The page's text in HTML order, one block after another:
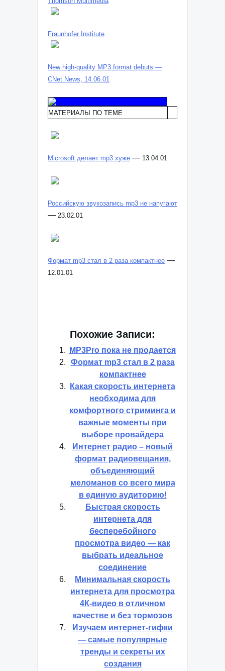
Fraunhofer Institute
New high-quality MP3 format debuts —
CNet News, 14.06.01
МАТЕРИАЛЫ ПО ТЕМЕ
Microsoft делает mp3 хуже — 13.04.01
Российскую звукозапись mp3 не напугают
— 23.02.01
Формат mp3 стал в 2 раза компактнее —
12.01.01
Похожие Записи:
MP3Pro пока не продается
Формат mp3 стал в 2 раза
компактнее
Какая скорость интернета
необходима для
комфортного стриминга и
важные моменты при
выборе провайдера
Интернет радио – новый
формат радиовещания,
объединяющий
меломанов со всего мира
в единую аудиторию!
Быстрая скорость
интернета для
бесперебойного
просмотра видео — как
выбрать идеальное
соединение
Минимальная скорость
интернета для просмотра
4К-видео в отличном
качестве и без тормозов
Изучаем интернет-гифки
— самые популярные
тренды и секреты их
создания